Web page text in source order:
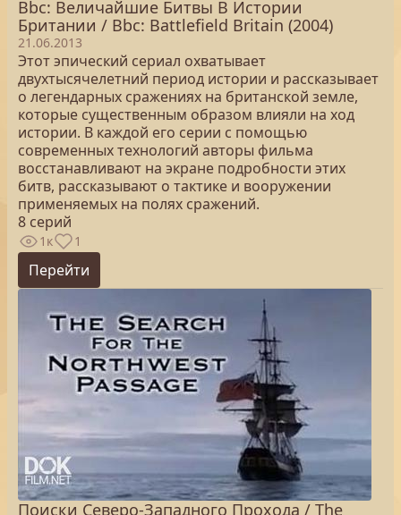
Bbc: Величайшие Битвы В Истории
Британии / Bbc: Battlefield Britain (2004)
21.06.2013
Этот эпический сериал охватывает
двухтысячелетний период истории и рассказывает
о легендарных сражениях на британской земле,
которые существенным образом влияли на ход
истории. В каждой его серии с помощью
современных технологий авторы фильма
восстанавливают на экране подробности этих
битв, рассказывают о тактике и вооружении
применяемых на полях сражений.
8 серий
1к 1
Перейти
Поиски Северо-Западного Прохода / The